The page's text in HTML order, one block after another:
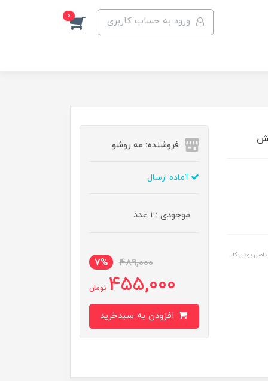
ورود به حساب کاربری 0
بودن کالا
فروشنده: مه رو‌شو
آماده ارسال
موجودی : 1 عدد
489,000
7%
455,000 تومان